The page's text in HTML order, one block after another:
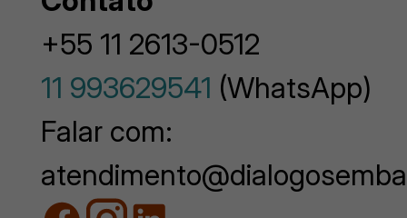
+55 11 2613-0512
11 993629541 (WhatsApp)
Falar com: